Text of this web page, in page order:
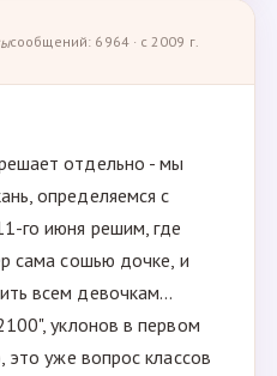
сообщений: 6964 · с 2009 г.
отдельно - мы
определяемся с
го июня решим, где
сама сошью дочке, и
всем девочкам...
уклонов в первом
это уже вопрос классов